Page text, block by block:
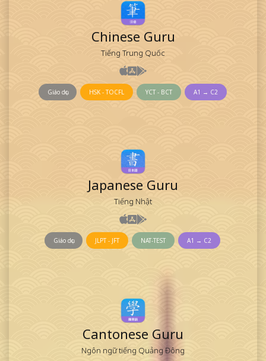
Chinese Guru
Tiếng Trung Quốc
Giáo dục HSK - TOCFL YCT - BCT A1 → C2
Japanese Guru
Tiếng Nhật
Giáo dục JLPT - JFT NAT-TEST A1 → C2
Cantonese Guru
Ngôn ngữ tiếng Quảng Đông